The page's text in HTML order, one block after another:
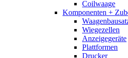
Coilwaage
Komponenten +
Wiegezellen
Anzeigegeräte
Plattformen
Drucker